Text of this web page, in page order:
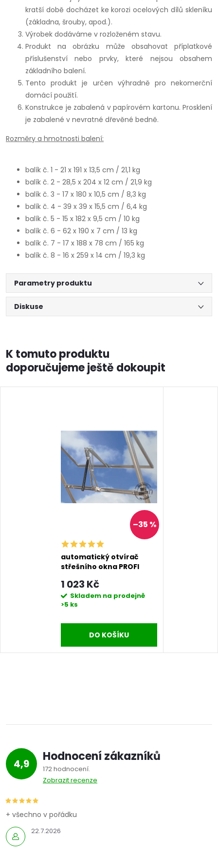
kratší době docházet ke korozi ocelových dílů skleníku
(základna, šrouby, apod.).
Výrobek dodáváme v rozloženém stavu.
Produkt na obrázku může obsahovat příplatkové
příslušenství nebo prvky, které nejsou obsahem
základního balení.
Tento produkt je určen výhradně pro nekomerční
domácí použití.
Konstrukce je zabalená v papírovém kartonu. Prosklení
je zabalené v nevratné dřevěné bedně.
Rozměry a hmotnosti balení:
balík č. 1 - 21 x 191 x 13,5 cm / 21,1 kg
balík č. 2 - 28,5 x 204 x 12 cm / 21,9 kg
balík č. 3 - 17 x 180 x 10,5 cm / 8,3 kg
balík č. 4 - 39 x 39 x 15,5 cm / 6,4 kg
balík č. 5 - 15 x 182 x 9,5 cm / 10 kg
balík č. 6 - 62 x 190 x 7 cm / 13 kg
balík č. 7 - 17 x 188 x 78 cm / 165 kg
balík č. 8 - 16 x 259 x 14 cm / 19,3 kg
Parametry produktu
Diskuse
K tomuto produktu
doporučujeme ještě dokoupit
–35 %
automatický otvírač
střešního okna PROFI
1 023 Kč
Skladem na prodejně
>5 ks
DO KOŠÍKU
4,9 Hodnocení zákazníků
172 hodnocení
Zobrazit recenze
22.7.2026
+ všechno v pořádku